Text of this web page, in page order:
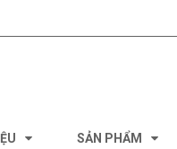
SẢN PHẨM